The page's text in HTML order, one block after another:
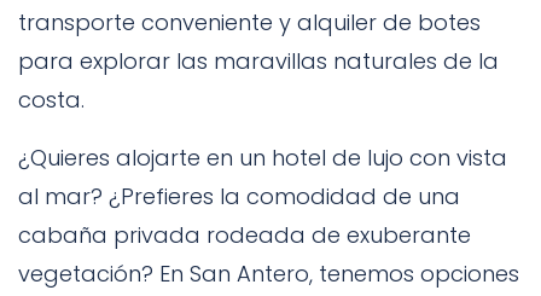
transporte conveniente y alquiler de botes
para explorar las maravillas naturales de la
costa.
¿Quieres alojarte en un hotel de lujo con vista
al mar? ¿Prefieres la comodidad de una
cabaña privada rodeada de exuberante
vegetación? En San Antero, tenemos opciones